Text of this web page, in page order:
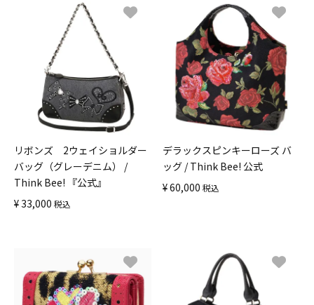
リボンズ 2ウェイショルダー
バッグ（グレーデニム） /
Think Bee! 『公式』
¥33,000 税込
デラックスピンキーローズ バ
ッグ / Think Bee! 公式
¥60,000 税込